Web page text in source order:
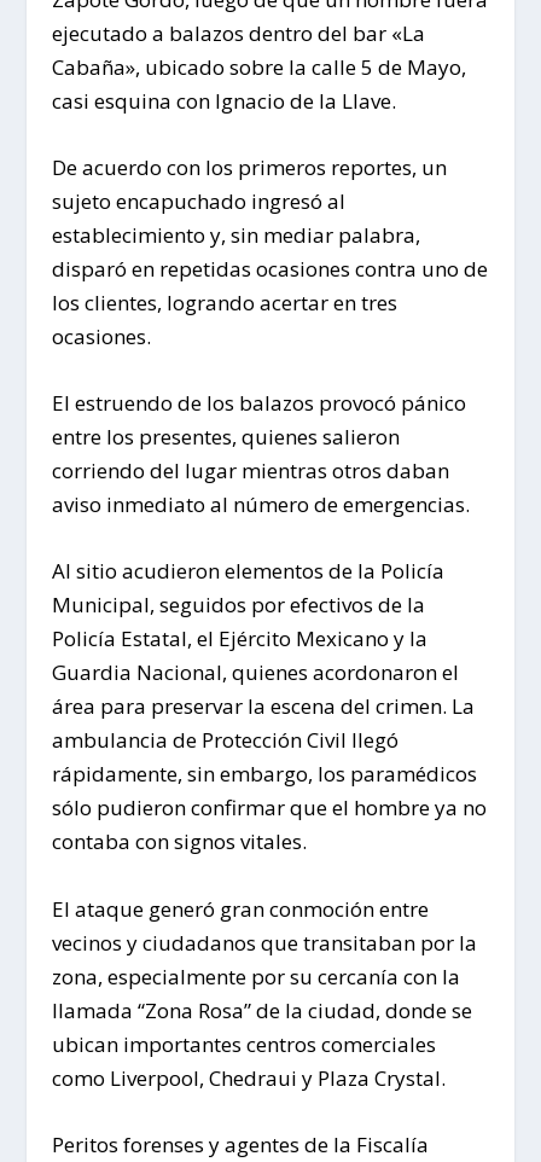
ejecutado a balazos dentro del bar «La
Cabaña», ubicado sobre la calle 5 de Mayo,
casi esquina con Ignacio de la Llave.
De acuerdo con los primeros reportes, un
sujeto encapuchado ingresó al
establecimiento y, sin mediar palabra,
disparó en repetidas ocasiones contra uno de
los clientes, logrando acertar en tres
ocasiones.
El estruendo de los balazos provocó pánico
entre los presentes, quienes salieron
corriendo del lugar mientras otros daban
aviso inmediato al número de emergencias.
Al sitio acudieron elementos de la Policía
Municipal, seguidos por efectivos de la
Policía Estatal, el Ejército Mexicano y la
Guardia Nacional, quienes acordonaron el
área para preservar la escena del crimen. La
ambulancia de Protección Civil llegó
rápidamente, sin embargo, los paramédicos
sólo pudieron confirmar que el hombre ya no
contaba con signos vitales.
El ataque generó gran conmoción entre
vecinos y ciudadanos que transitaban por la
zona, especialmente por su cercanía con la
llamada “Zona Rosa” de la ciudad, donde se
ubican importantes centros comerciales
como Liverpool, Chedraui y Plaza Crystal.
Peritos forenses y agentes de la Fiscalía